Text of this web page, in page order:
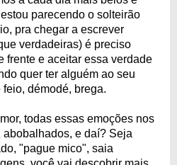
parecendo o solteirão
pra chegar a escrever
verdadeiras) é preciso
frente e aceitar essa verdade
quer ter alguém ao seu
démodé, brega.
todas essas emoções nos
e daí? Seja
"pague mico", saia